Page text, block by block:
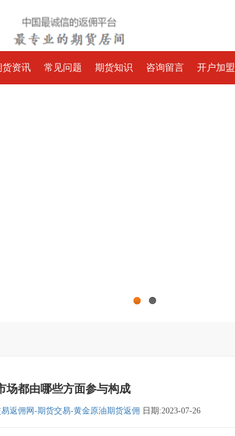
货资讯 常见问题 期货知识 咨询留言 开户加盟
场都由哪些方面参与构成
返佣网-期货交易-黄金原油期货返佣 日期:2023-07-26